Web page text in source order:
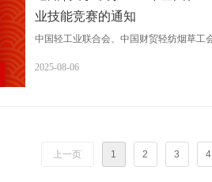
业技能竞赛的通知
中国轻工业联合会、中国财贸轻纺烟草工
2025-08-06
上一页 1 2 3 4